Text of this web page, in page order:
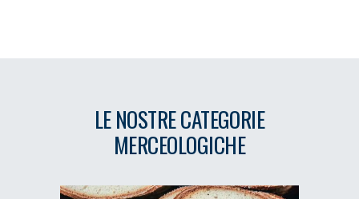
LE NOSTRE CATEGORIE
MERCEOLOGICHE